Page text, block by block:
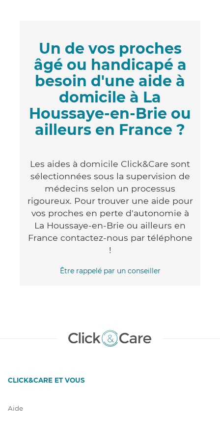
Un de vos proches
âgé ou handicapé a
besoin d'une aide à
domicile à La
Houssaye-en-Brie ou
ailleurs en France ?
Les aides à domicile Click&Care sont
sélectionnées sous la supervision de
médecins selon un processus
rigoureux. Pour trouver une aide pour
vos proches en perte d'autonomie à
La Houssaye-en-Brie ou ailleurs en
France contactez-nous par téléphone
!
Être rappelé par un conseiller
CLICK&CARE ET VOUS
Aide